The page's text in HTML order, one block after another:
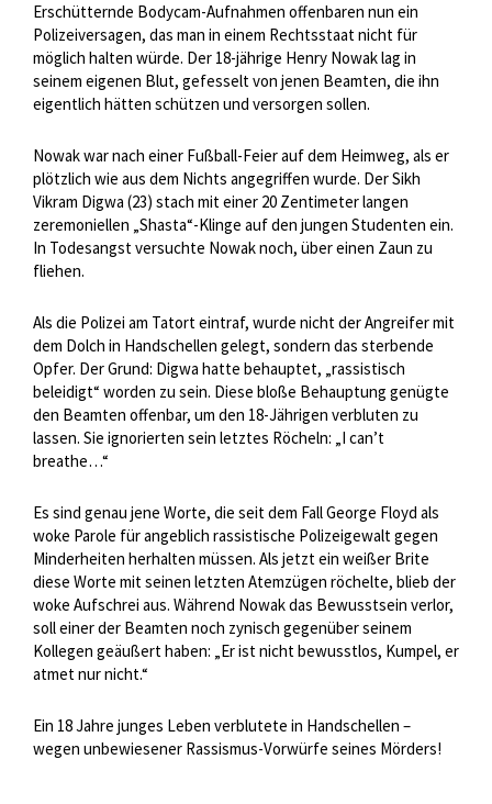
Erschütternde Bodycam-Aufnahmen offenbaren nun ein
Polizeiversagen, das man in einem Rechtsstaat nicht für
möglich halten würde. Der 18-jährige Henry Nowak lag in
seinem eigenen Blut, gefesselt von jenen Beamten, die ihn
eigentlich hätten schützen und versorgen sollen.
Nowak war nach einer Fußball-Feier auf dem Heimweg, als er
plötzlich wie aus dem Nichts angegriffen wurde. Der Sikh
Vikram Digwa (23) stach mit einer 20 Zentimeter langen
zeremoniellen „Shasta“-Klinge auf den jungen Studenten ein.
In Todesangst versuchte Nowak noch, über einen Zaun zu
fliehen.
Als die Polizei am Tatort eintraf, wurde nicht der Angreifer mit
dem Dolch in Handschellen gelegt, sondern das sterbende
Opfer. Der Grund: Digwa hatte behauptet, „rassistisch
beleidigt“ worden zu sein. Diese bloße Behauptung genügte
den Beamten offenbar, um den 18-Jährigen verbluten zu
lassen. Sie ignorierten sein letztes Röcheln: „I can’t
breathe…“
Es sind genau jene Worte, die seit dem Fall George Floyd als
woke Parole für angeblich rassistische Polizeigewalt gegen
Minderheiten herhalten müssen. Als jetzt ein weißer Brite
diese Worte mit seinen letzten Atemzügen röchelte, blieb der
woke Aufschrei aus. Während Nowak das Bewusstsein verlor,
soll einer der Beamten noch zynisch gegenüber seinem
Kollegen geäußert haben: „Er ist nicht bewusstlos, Kumpel, er
atmet nur nicht.“
Ein 18 Jahre junges Leben verblutete in Handschellen –
wegen unbewiesener Rassismus-Vorwürfe seines Mörders!